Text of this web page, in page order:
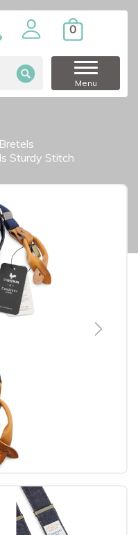
0
Menu
Bretels
Sturdy Stitch
Next